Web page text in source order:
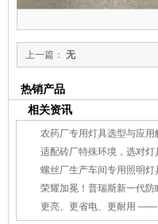
上一篇： 无
热销产品
相关资讯
农药厂专用灯具选型与应用
适配砖厂特殊环境，选对灯具筑牢生
螺丝厂生产车间专用照明灯具
荣耀加冕！普瑞斯新一代防眩三防灯BC-L斩获2026
更亮、更省电、更耐用 —— 冷库照